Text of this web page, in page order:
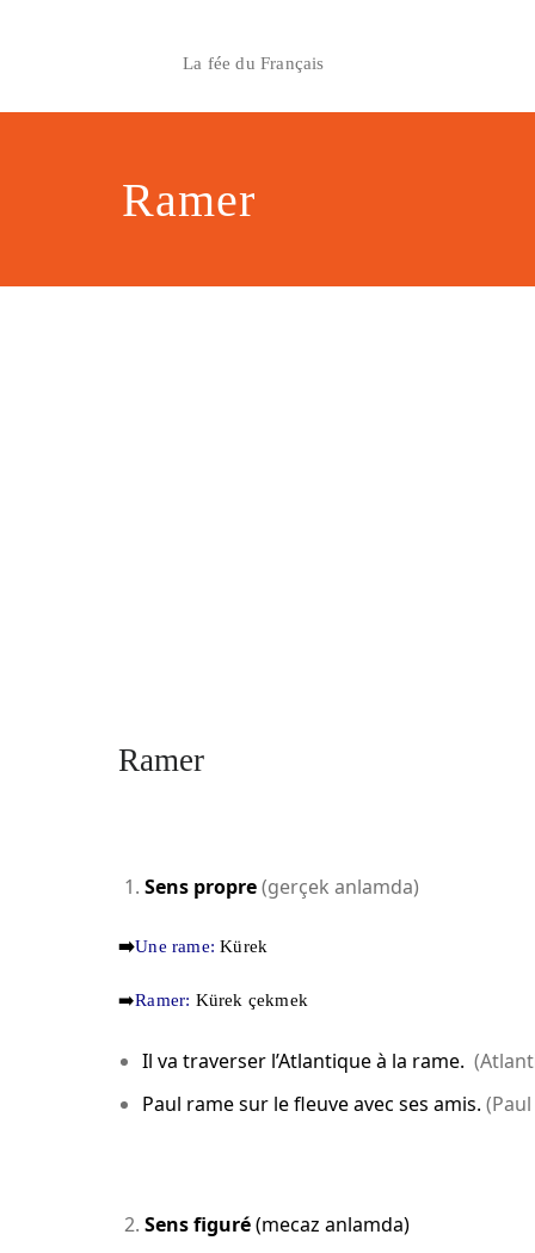
La fée du Français
Ramer
Ramer
Sens propre(gerçek anlamda)
➡️Une rame: Kürek
➡️Ramer: Kürek çekmek
Il va traverser l’Atlantique à la rame.
Paul rame sur le fleuve avec ses amis.
Sens figuré(mecaz anlamda)